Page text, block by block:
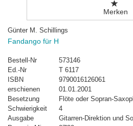
Merken
Günter M. Schillings
Fandango für H
Bestell-Nr
573146
Ed.-Nr
T 6117
ISBN
9790016126061
erschienen
01.01.2001
Besetzung
Flöte oder Sopran-
Schwierigkeit
4
Ausgabe
Gitarren-Direktion und